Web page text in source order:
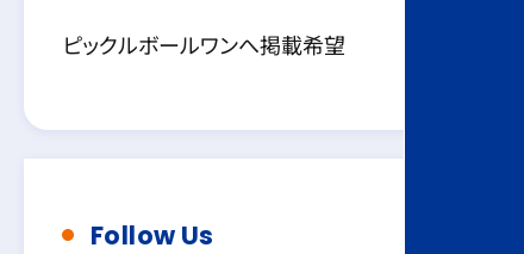
ピックルボールワンへ掲載希望
Follow Us